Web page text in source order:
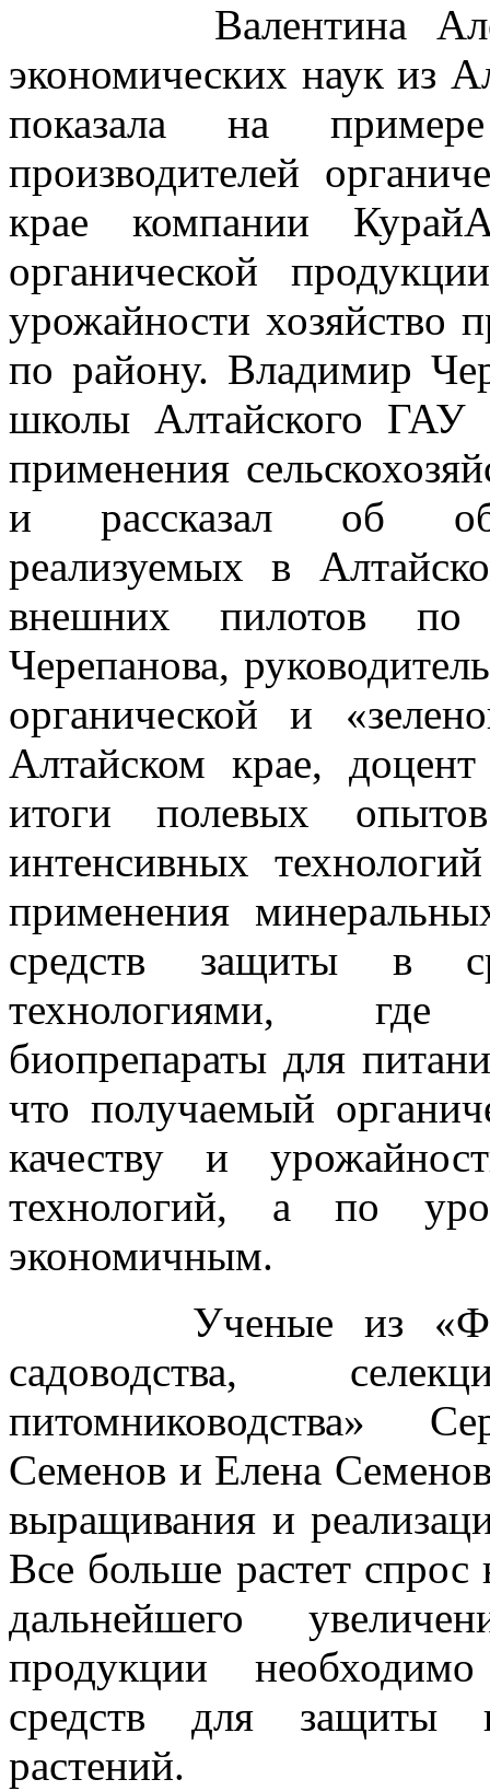
Валентина
экономических наук из
показала на
производителей
крае компании
органической
урожайности хозяйство
по району. Владимир
школы Алтайского ГАУ
применения
и рассказал об
реализуемых в
внешних пилотов
Черепанова,
органической и
Алтайском крае,
итоги полевых
интенсивных
применения
средств защиты в
технологиями, где
биопрепараты для
что получаемый
качеству и
технологий, а по
экономичным.
Ученые из
садоводства,
питомниководства»
Семенов и Елена
выращивания и
Все больше растет
дальнейшего
продукции
средств для защиты
растений.